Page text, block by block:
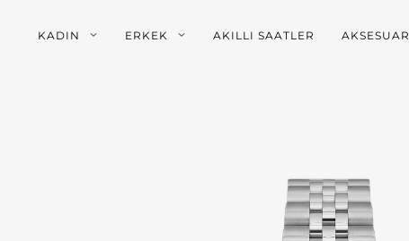
KADIN ERKEK AKILLI SAATLER AKSESUAR